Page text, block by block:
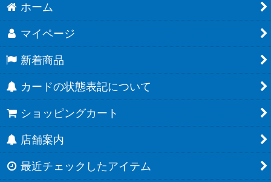
ホーム
マイページ
新着商品
カードの状態表記について
ショッピングカート
店舗案内
最近チェックしたアイテム